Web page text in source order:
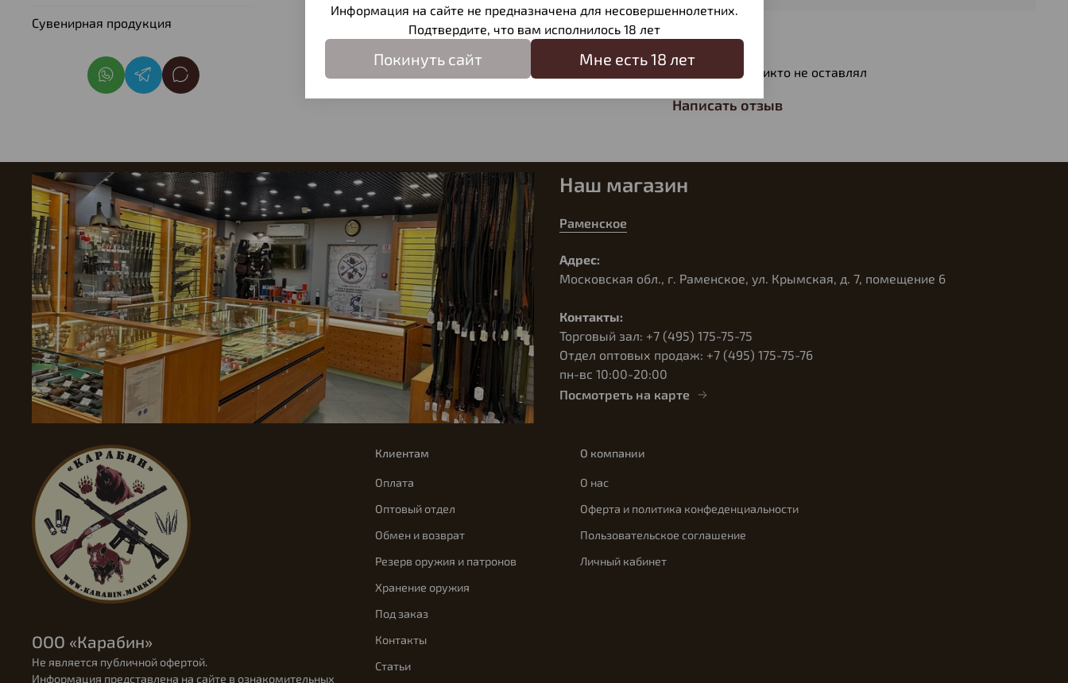
Отзывы
Отзывов еще никто не оставлял
Написать отзыв
Сувенирная продукция
Наш магазин
Раменское
Адрес:
Московская обл., г. Раменское, ул. Крымская, д. 7, помещение 6
Контакты:
Торговый зал: +7 (495) 175-75-75
Отдел оптовых продаж: +7 (495) 175-75-76
пн-вс 10:00-20:00
Посмотреть на карте
Клиентам
Оплата
Оптовый отдел
Обмен и возврат
Резерв оружия и патронов
Хранение оружия
Под заказ
Контакты
Статьи
О компании
О нас
Оферта и политика конфеденциальности
Пользовательское соглашение
Личный кабинет
ООО «Карабин»
Не является публичной офертой.
Информация представлена на сайте в ознакомительных
Информация на сайте не предназначена для несовершеннолетних.
Подтвердите, что вам исполнилось 18 лет
Покинуть сайт Мне есть 18 лет